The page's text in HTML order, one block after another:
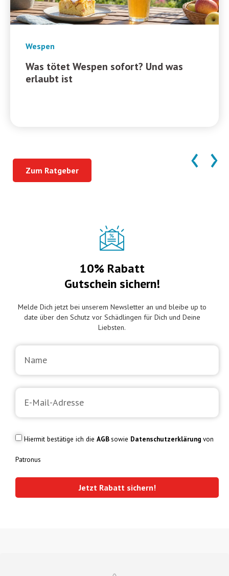
Wespen
Was tötet Wespen sofort? Und was
erlaubt ist
‹ ›
Zum Ratgeber
10% Rabatt
Gutschein sichern!
Melde Dich jetzt bei unserem Newsletter an und bleibe up to
date über den Schutz vor Schädlingen für Dich und Deine
Liebsten.
Hiermit bestätige ich die AGB sowie Datenschutzerklärung von
Patronus
Jetzt Rabatt sichern!